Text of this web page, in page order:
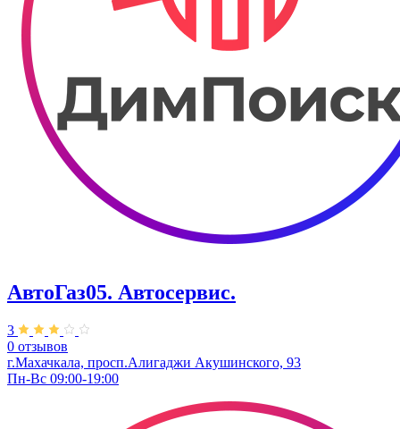
АвтоГаз05. ​Автосервис.
3
0 отзывов
г.Махачкала, просп.Алигаджи Акушинского, 93
Пн-Вс 09:00-19:00